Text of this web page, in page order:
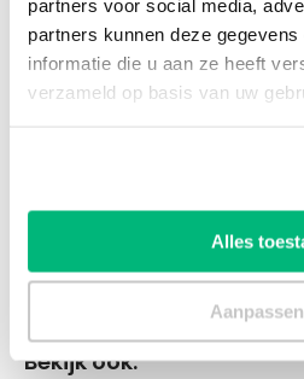
partners voor social media,
partners kunnen deze
informatie die u aan ze heeft
verzameld op basis van uw
Alles
Aanpassen
uitgebreid adressenbestand
probleem. Klik op de
formulier in en ontvang op
een passende offerte!
Bekijk ook: